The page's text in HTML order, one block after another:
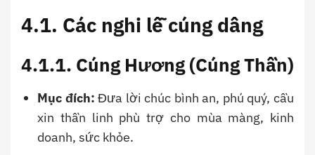
4.1. Các nghi lễ cúng dâng
4.1.1. Cúng Hương (Cúng Thần)
Mục đích: Đưa lời chúc bình an, phú quý, cầu
xin thần linh phù trợ cho mùa màng, kinh
doanh, sức khỏe.